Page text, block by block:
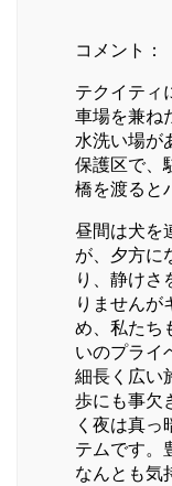
コメント：
テクイティ
車場を兼ね
水洗い場が
保護区で、
橋を渡ると
昼間は犬を
が、夕方に
り、静けさ
りませんが
め、私たち
いのプライ
細長く広い
歩にも事欠
く夜は真っ
テムです。
なんとも気